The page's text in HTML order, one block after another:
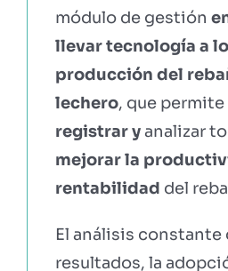
módulo de gestión
llevar tecnología a
producción del
lechero, que permite
registrar yanalizar
mejorar la
rentabilidad del
El análisis constante
resultados, la